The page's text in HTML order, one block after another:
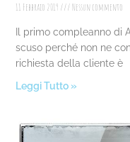
11 Febbraio 2019
Nessun commento
Il primo compleanno di
scuso perché non ne
richiesta della cliente è
Leggi Tutto »